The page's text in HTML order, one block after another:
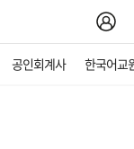
공인회계사 한국어교